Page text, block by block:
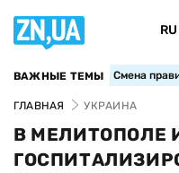
RU
ВАЖНЫЕ ТЕМЫ Смена
ГЛАВНАЯ УКРАИНА
В МЕЛИТОПОЛЕ